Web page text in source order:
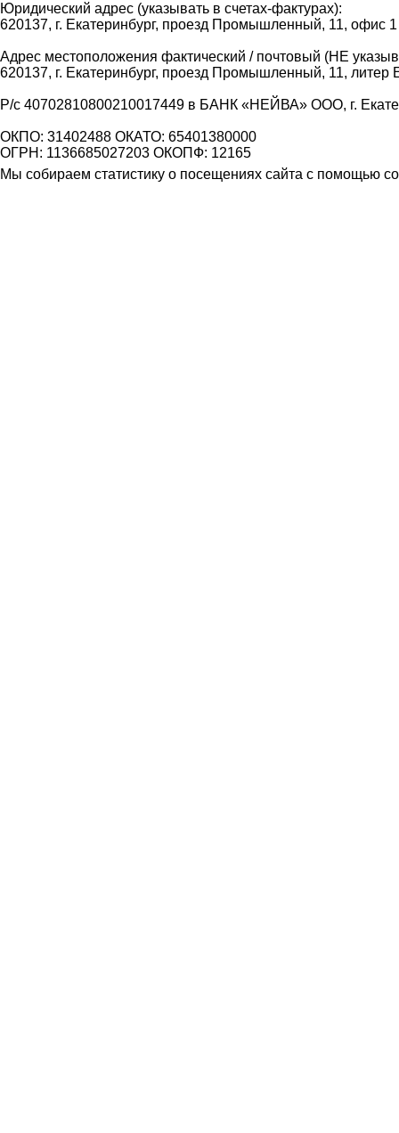
Юридический адрес (указывать в счетах-фактурах):
620137, г. Екатеринбург, проезд Промышленный, 11, офис 1
Адрес местоположения фактический / почтовый (НЕ
620137, г. Екатеринбург, проезд Промышленный, 11, литер
Р/с 40702810800210017449 в БАНК «НЕЙВА» ООО, г.
ОКПО: 31402488 ОКАТО: 65401380000
ОГРН: 1136685027203 ОКОПФ: 12165
Мы собираем статистику о посещениях сайта с помощью